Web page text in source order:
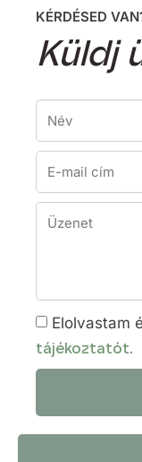
KÉRDÉSED
Küldj
Elolvastam
tájékoztatót.